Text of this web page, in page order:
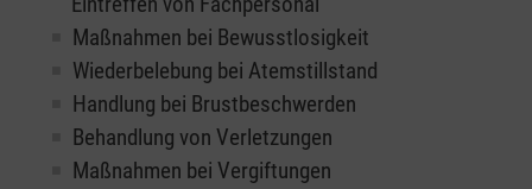
Maßnahmen bei Bewusstlosigkeit
Wiederbelebung bei Atemstillstand
Handlung bei Brustbeschwerden
Behandlung von Verletzungen
Maßnahmen bei Vergiftungen